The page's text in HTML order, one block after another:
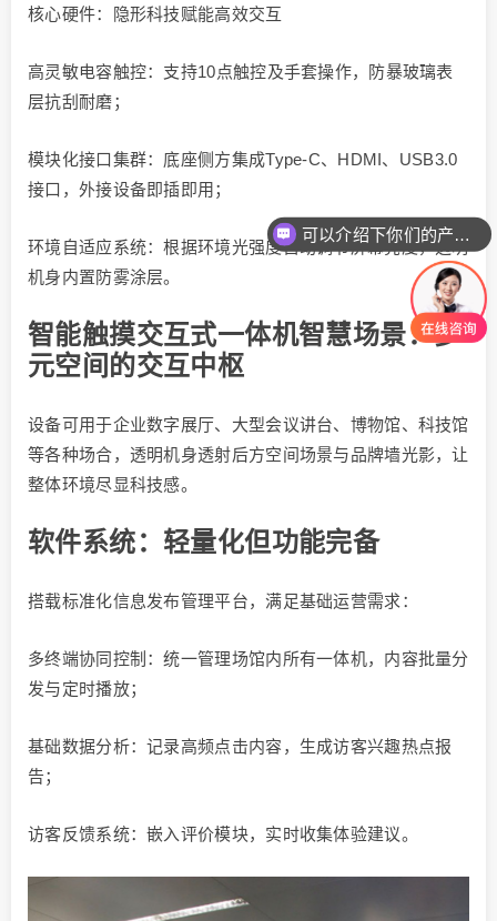
核心硬件：隐形科技赋能高效交互
高灵敏电容触控：支持10点触控及手套操作，防暴玻璃表
层抗刮耐磨；
模块化接口集群：底座侧方集成Type-C、HDMI、USB3.0
接口，外接设备即插即用；
环境自适应系统：根据环境光强度自动调节屏幕亮度，透明
机身内置防雾涂层。
智能触摸交互式一体机智慧场景：多
元空间的交互中枢
设备可用于企业数字展厅、大型会议讲台、博物馆、科技馆
等各种场合，透明机身透射后方空间场景与品牌墙光影，让
整体环境尽显科技感。
软件系统：轻量化但功能完备
搭载标准化信息发布管理平台，满足基础运营需求：
多终端协同控制：统一管理场馆内所有一体机，内容批量分
发与定时播放；
基础数据分析：记录高频点击内容，生成访客兴趣热点报
告；
访客反馈系统：嵌入评价模块，实时收集体验建议。